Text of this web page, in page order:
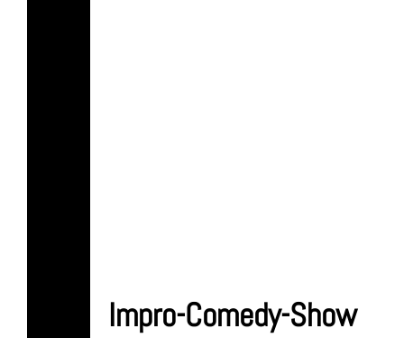
Impro-Comedy-Show